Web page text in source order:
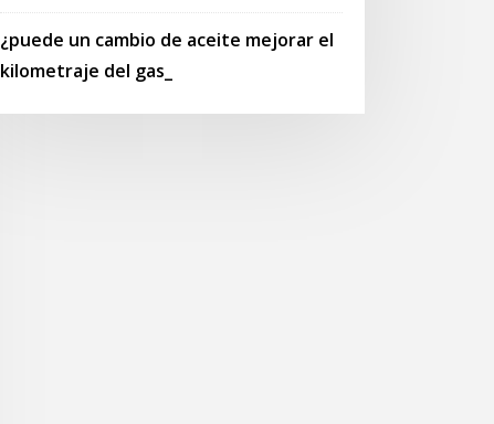
¿puede un cambio de aceite mejorar el
kilometraje del gas_